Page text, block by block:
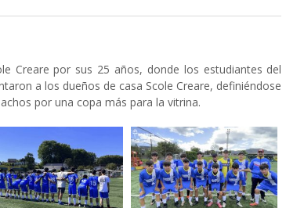
Creare por sus 25 años, donde los estudiantes del
a los dueños de casa Scole Creare, definiéndose
por una copa más para la vitrina.